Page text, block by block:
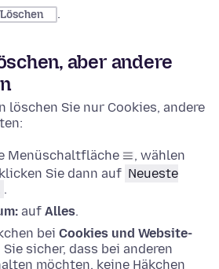
Löschen .
aber andere
löschen Sie nur Cookies, andere
Menüschaltfläche
, wählen
Sie dann auf Neueste
.
auf Alles.
bei Cookies und Website-
sicher, dass bei anderen
möchten, keine Häkchen